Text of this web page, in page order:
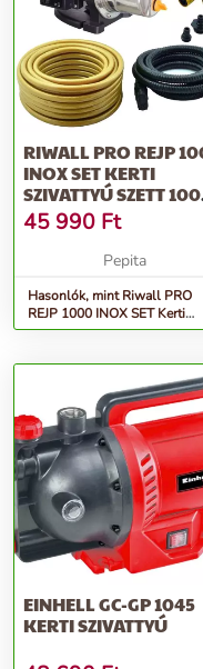
RIWALL PRO REJP
INOX SET KERTI
SZIVATTYÚ SZETT
W
45 990 Ft
Pepita
Hasonlók, mint Riwall PRO
REJP 1000 INOX SET Kerti
szivattyú szett 1000 W
EINHELL GC-GP 1045
KERTI SZIVATTYÚ